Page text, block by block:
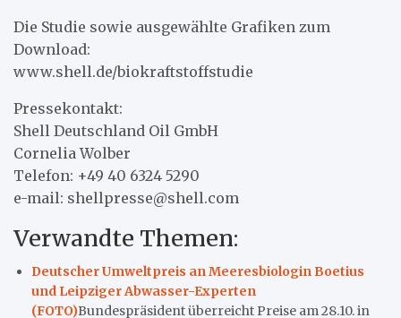
Die Studie sowie ausgewählte Grafiken zum
Download:
www.shell.de/biokraftstoffstudie
Pressekontakt:
Shell Deutschland Oil GmbH
Cornelia Wolber
Telefon: +49 40 6324 5290
e-mail: shellpresse@shell.com
Verwandte Themen:
Deutscher Umweltpreis an Meeresbiologin Boetius
und Leipziger Abwasser-Experten
(FOTO)Bundespräsident überreicht Preise am 28.10. in